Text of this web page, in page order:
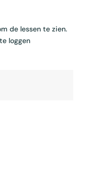
de lessen te zien.
loggen